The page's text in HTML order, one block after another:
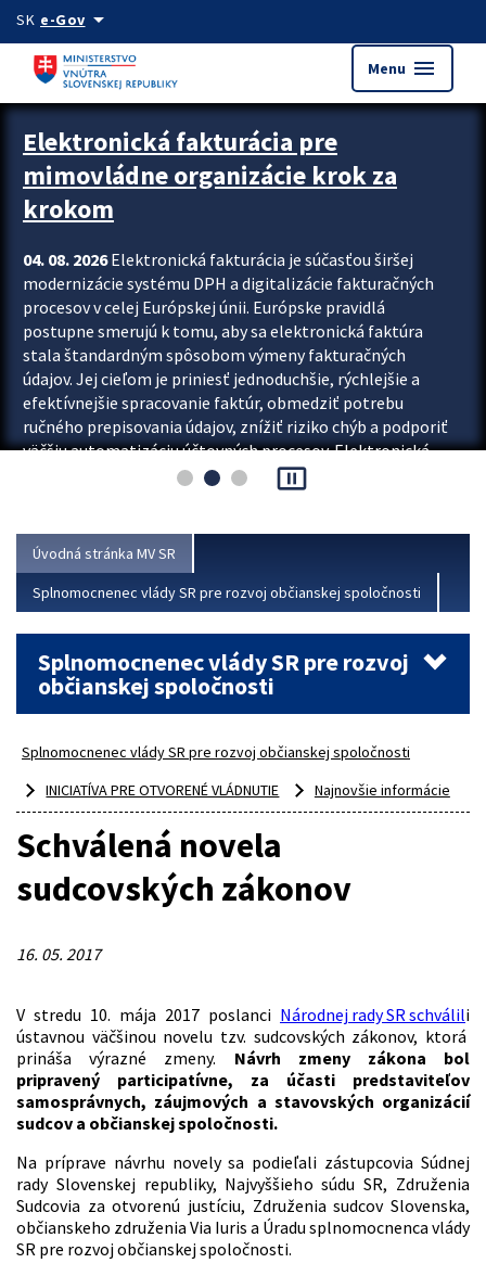
Preskocit na hlavný obsah
SK e-Govarrow_drop_down
Menu menu
Zastavit automatický posun upútavok
Elektronická fakturácia pre
mimovládne organizácie krok za
krokom
04. 08. 2026Elektronická fakturácia je súčasťou širšej
modernizácie systému DPH a digitalizácie fakturačných
procesov v celej Európskej únii. Európske pravidlá
postupne smerujú k tomu, aby sa elektronická faktúra
stala štandardným spôsobom výmeny fakturačných
údajov. Jej cieľom je priniesť jednoduchšie, rýchlejšie a
efektívnejšie spracovanie faktúr, obmedziť potrebu
ručného prepisovania údajov, znížiť riziko chýb a podporiť
väčšiu automatizáciu účtovných procesov. Elektronická
fakturácia preto nepredstavuje...
pause_presentation
Úvodná stránka MV SR
Splnomocnenec vlády SR pre rozvoj občianskej spoločnosti
Splnomocnenec vlády SR pre rozvoj
občianskej spoločnosti
Splnomocnenec vlády SR pre rozvoj občianskej spoločnosti
INICIATÍVA PRE OTVORENÉ VLÁDNUTIE
Najnovšie informácie
Schválená novela
sudcovských zákonov
16. 05. 2017
V stredu 10. mája 2017 poslanci Národnej rady SR schválili
ústavnou väčšinou novelu tzv. sudcovských zákonov, ktorá
prináša výrazné zmeny. Návrh zmeny zákona bol
pripravený
participatívne, za účasti predstaviteľov
samosprávnych, záujmových a stavovských organizácií
sudcov a občianskej spoločnosti.
Na príprave návrhu novely sa podieľali zástupcovia Súdnej
rady Slovenskej republiky, Najvyššieho súdu SR, Združenia
Sudcovia za otvorenú justíciu, Združenia sudcov Slovenska,
občianskeho združenia Via Iuris a Úradu splnomocnenca vlády
SR pre rozvoj občianskej spoločnosti.